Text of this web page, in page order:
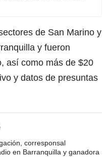
de San Marino y
y fueron
así como más de $20
y datos de presuntas
corresponsal
en Barranquilla y ganadora